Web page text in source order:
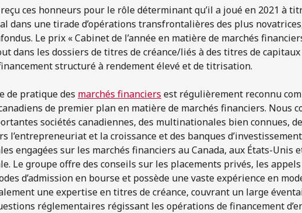
ces honneurs pour le rôle déterminant qu’il a joué en 2021 à
dans une tirade d’opérations transfrontalières des plus
Le prix « Cabinet de l’année en matière de marchés
dans les dossiers de titres de créance/liés à des titres de
structuré à rendement élevé et de titrisation.
de pratique des marchés financiers est régulièrement reconnu
de premier plan en matière de marchés financiers. Nous
sociétés canadiennes, des multinationales bien connues,
l’entrepreneuriat et la croissance et des banques
engagées sur les marchés financiers au Canada, aux États-Unis
Le groupe offre des conseils sur les placements privés, les
d’admission en bourse et possède une vaste expérience en
une expertise en titres de créance, couvrant un large
réglementaires régissant les opérations de financement